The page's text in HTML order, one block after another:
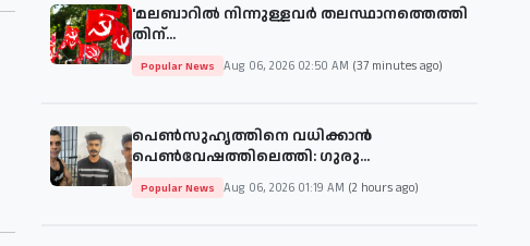
'മലബാറില്‍ നിന്നുള്ളവര്‍ തലസ്ഥാനത്തെത്തി
തിന്...
Popular News Aug 06, 2026 02:50 AM (37 minutes ago)
പെൺസുഹൃത്തിനെ വധിക്കാൻ
പെൺവേഷത്തിലെത്തി: ഗുരു...
Popular News Aug 06, 2026 01:19 AM (2 hours ago)